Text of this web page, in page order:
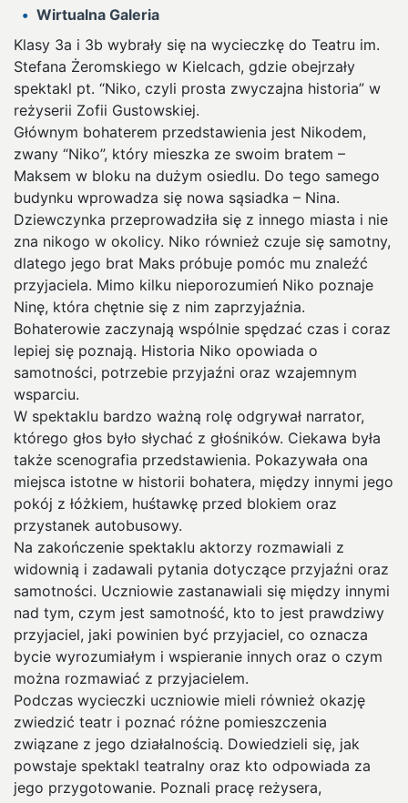
Wirtualna Galeria
Klasy 3a i 3b wybrały się na wycieczkę do Teatru im.
Stefana Żeromskiego w Kielcach, gdzie obejrzały
spektakl pt. “Niko, czyli prosta zwyczajna historia” w
reżyserii Zofii Gustowskiej.
Głównym bohaterem przedstawienia jest Nikodem,
zwany “Niko”, który mieszka ze swoim bratem –
Maksem w bloku na dużym osiedlu. Do tego samego
budynku wprowadza się nowa sąsiadka – Nina.
Dziewczynka przeprowadziła się z innego miasta i nie
zna nikogo w okolicy. Niko również czuje się samotny,
dlatego jego brat Maks próbuje pomóc mu znaleźć
przyjaciela. Mimo kilku nieporozumień Niko poznaje
Ninę, która chętnie się z nim zaprzyjaźnia.
Bohaterowie zaczynają wspólnie spędzać czas i coraz
lepiej się poznają. Historia Niko opowiada o
samotności, potrzebie przyjaźni oraz wzajemnym
wsparciu.
W spektaklu bardzo ważną rolę odgrywał narrator,
którego głos było słychać z głośników. Ciekawa była
także scenografia przedstawienia. Pokazywała ona
miejsca istotne w historii bohatera, między innymi jego
pokój z łóżkiem, huśtawkę przed blokiem oraz
przystanek autobusowy.
Na zakończenie spektaklu aktorzy rozmawiali z
widownią i zadawali pytania dotyczące przyjaźni oraz
samotności. Uczniowie zastanawiali się między innymi
nad tym, czym jest samotność, kto to jest prawdziwy
przyjaciel, jaki powinien być przyjaciel, co oznacza
bycie wyrozumiałym i wspieranie innych oraz o czym
można rozmawiać z przyjacielem.
Podczas wycieczki uczniowie mieli również okazję
zwiedzić teatr i poznać różne pomieszczenia
związane z jego działalnością. Dowiedzieli się, jak
powstaje spektakl teatralny oraz kto odpowiada za
jego przygotowanie. Poznali pracę reżysera,